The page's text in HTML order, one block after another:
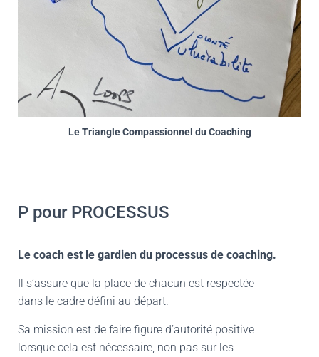
Le Triangle Compassionnel du Coaching
P pour PROCESSUS
Le coach est le gardien du processus de coaching.
Il s’assure que la place de chacun est respectée
dans le cadre défini au départ.
Sa mission est de faire figure d’autorité positive
lorsque cela est nécessaire, non pas sur les